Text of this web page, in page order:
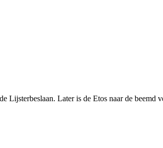
Later is de Etos naar de beemd